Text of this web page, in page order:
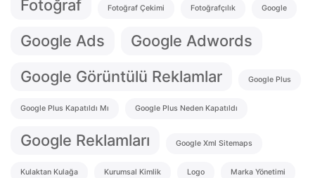
Fotoğraf Fotoğraf Çekimi Fotoğrafçılık Google
Google Ads
Google Adwords
Google Görüntülü Reklamlar
Google Plus
Google Plus Kapatıldı Mı Google Plus Neden Kapatıldı
Google Reklamları Google Xml Sitemaps
Kulaktan Kulağa Kurumsal Kimlik Logo Marka Yönetimi